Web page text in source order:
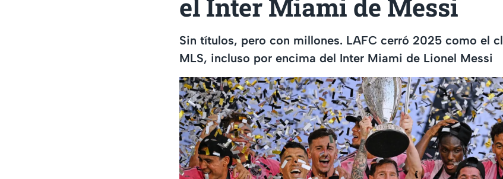
el Inter Miami de Messi
Sin títulos, pero con millones. LAFC cerró 2025 como el
MLS, incluso por encima del Inter Miami de Lionel Messi